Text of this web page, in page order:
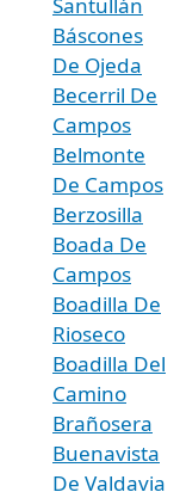
Báscones
De Ojeda
Becerril De
Campos
Belmonte
De Campos
Berzosilla
Boada De
Campos
Boadilla De
Rioseco
Boadilla Del
Camino
Brañosera
Buenavista
De Valdavia